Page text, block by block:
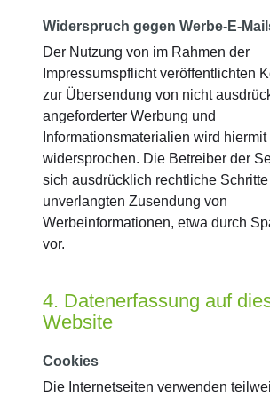
Widerspruch gegen Werbe-E-
Der Nutzung von im Rahmen der
Impressumspflicht veröffentlichten
zur Übersendung von nicht
angeforderter Werbung und
Informationsmaterialien wird hiermit
widersprochen. Die Betreiber der
sich ausdrücklich rechtliche
unverlangten Zusendung von
Werbeinformationen, etwa durch
vor.
4. Datenerfassung auf
Website
Cookies
Die Internetseiten verwenden